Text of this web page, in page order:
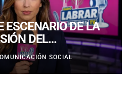
ESCENARIO DE LA
DEL
REGIONAL DE
SOCIAL